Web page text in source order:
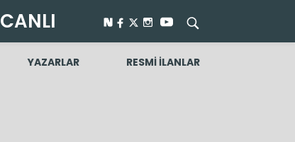
CANLI
YAZARLAR RESMİ İLANLAR